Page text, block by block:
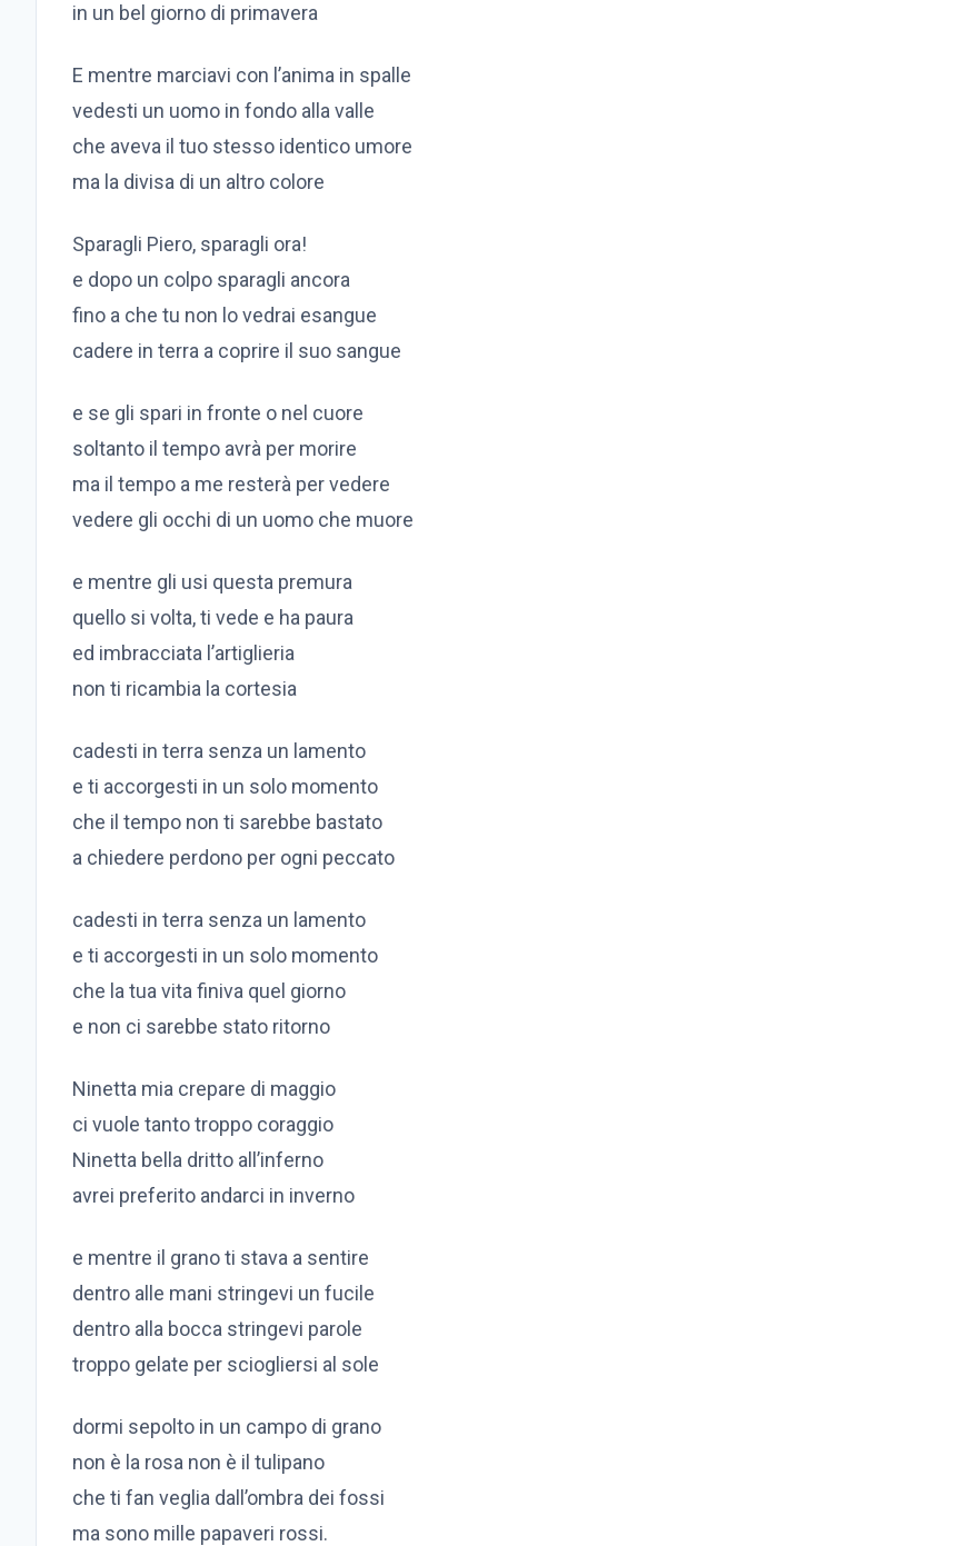
in un bel giorno di primavera
E mentre marciavi con l’anima in spalle
vedesti un uomo in fondo alla valle
che aveva il tuo stesso identico umore
ma la divisa di un altro colore
Sparagli Piero, sparagli ora!
e dopo un colpo sparagli ancora
fino a che tu non lo vedrai esangue
cadere in terra a coprire il suo sangue
e se gli spari in fronte o nel cuore
soltanto il tempo avrà per morire
ma il tempo a me resterà per vedere
vedere gli occhi di un uomo che muore
e mentre gli usi questa premura
quello si volta, ti vede e ha paura
ed imbracciata l’artiglieria
non ti ricambia la cortesia
cadesti in terra senza un lamento
e ti accorgesti in un solo momento
che il tempo non ti sarebbe bastato
a chiedere perdono per ogni peccato
cadesti in terra senza un lamento
e ti accorgesti in un solo momento
che la tua vita finiva quel giorno
e non ci sarebbe stato ritorno
Ninetta mia crepare di maggio
ci vuole tanto troppo coraggio
Ninetta bella dritto all’inferno
avrei preferito andarci in inverno
e mentre il grano ti stava a sentire
dentro alle mani stringevi un fucile
dentro alla bocca stringevi parole
troppo gelate per sciogliersi al sole
dormi sepolto in un campo di grano
non è la rosa non è il tulipano
che ti fan veglia dall’ombra dei fossi
ma sono mille papaveri rossi.